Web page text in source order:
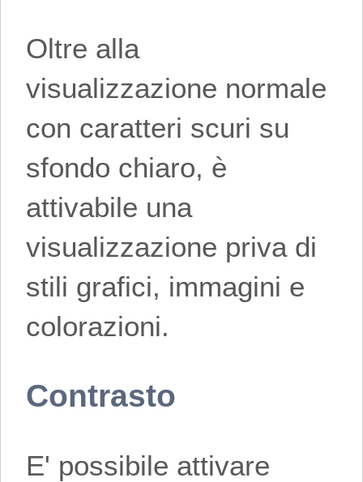
Oltre alla
visualizzazione normale
con caratteri scuri su
sfondo chiaro, è
attivabile una
visualizzazione priva di
stili grafici, immagini e
colorazioni.
Contrasto
E' possibile attivare